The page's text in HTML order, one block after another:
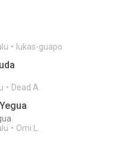
lukas-guapo
Dead A.
Omi L.